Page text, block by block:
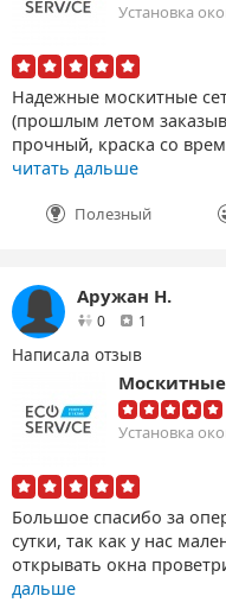
Установка
Надежные москитные
(прошлым летом
прочный, краска со
читать дальше
Полезный
Аружан Н.
0друзей1
Написала отзыв
Москитные
Установка
Большое спасибо за
сутки, так как у нас
открывать окна
дальше